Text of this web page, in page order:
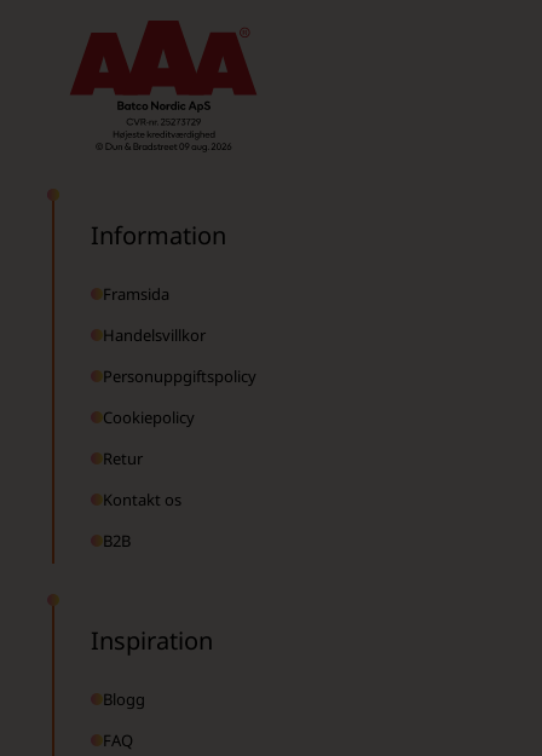
Information
Framsida
Handelsvillkor
Personuppgiftspolicy
Cookiepolicy
Retur
Kontakt os
B2B
Inspiration
Blogg
FAQ